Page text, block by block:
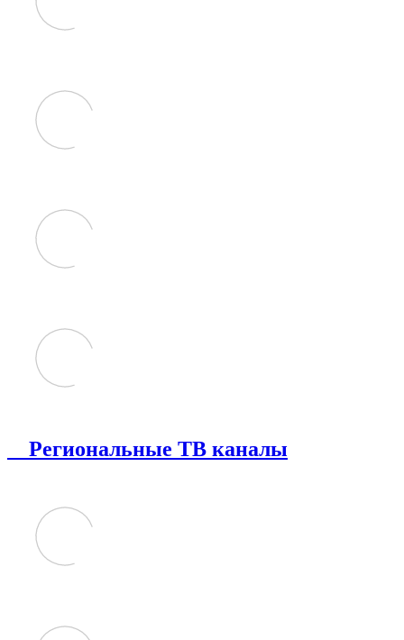
Региональные ТВ каналы